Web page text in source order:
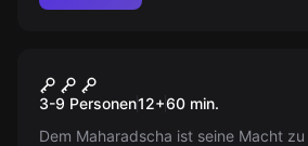
Der wahnsinnige
Maharadscha
3-9 Personen12+60 min.
Dem Maharadscha ist seine Macht